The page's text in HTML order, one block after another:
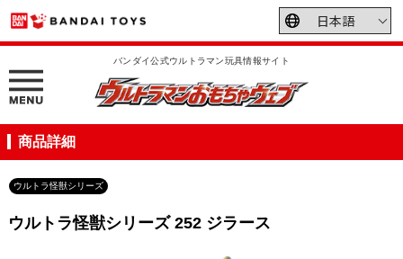
バンダイ公式ウルトラマン玩具情報サイト
商品詳細
ウルトラ怪獣シリーズ
ウルトラ怪獣シリーズ 252 ジラース